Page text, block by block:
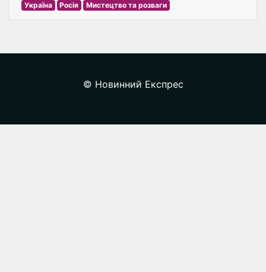
Україна Росія Мистецтво та розваги
© Новинний Експрес